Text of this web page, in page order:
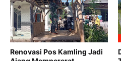
Renovasi Pos Kamling Jadi